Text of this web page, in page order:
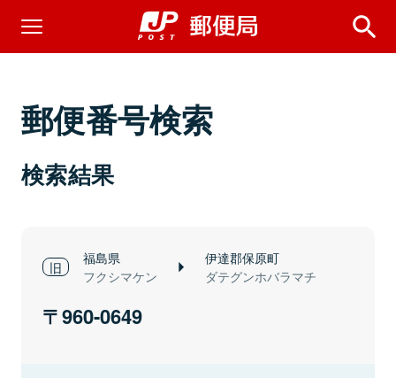
郵便番号検索
検索結果
福島県
フクシマケン
伊達郡保原町
ダテグンホバラマチ
960-0649